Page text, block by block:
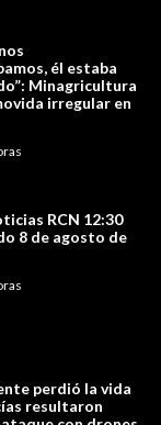
él estaba
Minagricultura
irregular en
RCN 12:30
8 de agosto de
perdió la vida
resultaron